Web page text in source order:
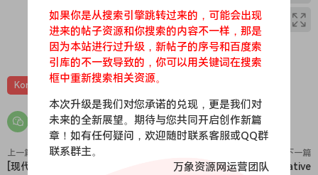
variation between sustain and shorter legato assets.
•Solo violinist
•One dynamic layer (in the territory of ff)
•Slurred pitch-memory legato, recorded con moto (with
movement in the bowing and vibrato)
•Dramatic portamento legato, triggered by playing velocity
100-127 on upwards-intervals of P4-P8
•Same-note bow-change repetitions, triggered by
repeating notes with the sustain pedal pressed down
•“Active-bow” sustains (non-static longs that move and
0 0
Kontakt 管弦乐 音源
上一篇
[现代西海岸嘻哈音色乐器插件]
下一篇
[铜管弦乐合奏音源] Native
如果你是从搜索引擎跳转过来的，可能会出现
进来的帖子资源和你搜索的内容不一样，那是
因为本站进行过升级，新帖子的序号和百度索
引库的不一致导致的，你可以用关键词在搜索
框中重新搜索相关资源。
本次升级是我们对您承诺的兑现，更是我们对
未来的全新展望。期待与您共同开启创作新篇
章！如有任何疑问，欢迎随时联系客服或QQ群
联系群主。
万象资源网运营团队